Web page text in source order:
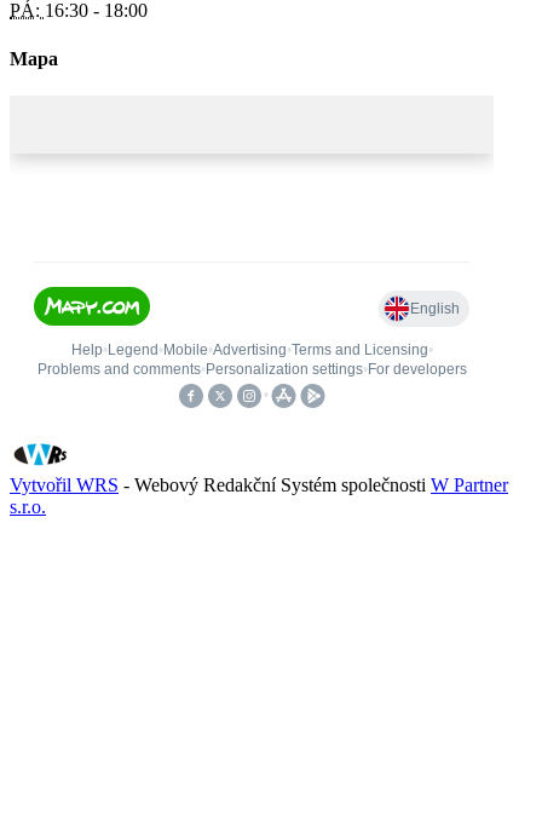
PÁ: 16:30 - 18:00
Mapa
Vytvořil WRS - Webový Redakční Systém společnosti W Partner
s.r.o.